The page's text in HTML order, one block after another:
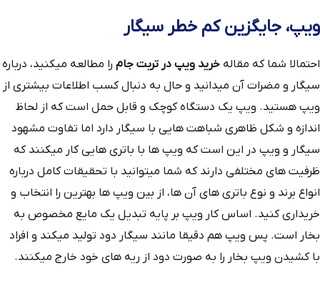
ویپ، جایگزین کم خطر سیگار
احتمالا شما که مقاله خرید ویپ در تربت جام را مطالعه میکنید، درباره
سیگار و مضرات آن میدانید و حال به دنبال کسب اطلاعات بیشتری از
ویپ هستید. ویپ یک دستگاه کوچک و قابل حمل است که از لحاظ
اندازه و شکل ظاهری شباهت هایی با سیگار دارد اما تفاوت مشهود
سیگار و ویپ در این است که ویپ ها با باتری هایی کار میکنند که
ظرفیت های مختلفی دارند که شما میتوانید با تحقیقات کامل درباره
انواع برند و نوع باتری های آن ها، از بین ویپ ها بهترین را انتخاب و
خریداری کنید. اساس کار ویپ بر پایه تبدیل یک مایع مخصوص به
بخار است. پس ویپ هم دقیقا مانند سیگار دود تولید میکند و افراد
با کشیدن ویپ بخار را به صورت دود از ریه های خود خارج میکنند.